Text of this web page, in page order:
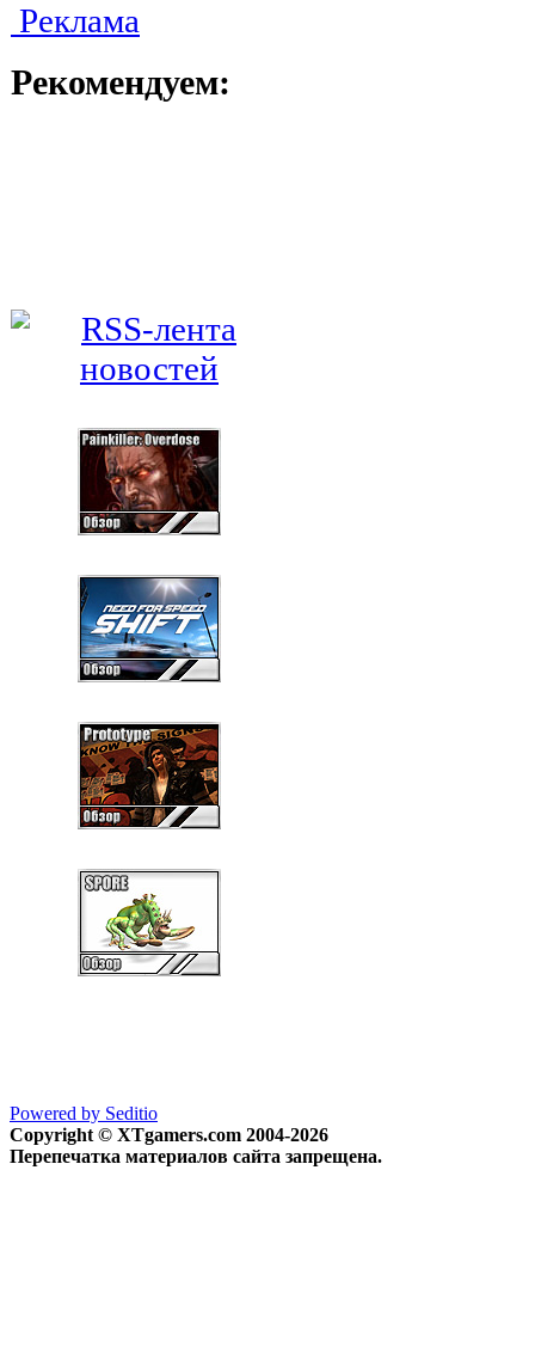
Реклама
Рекомендуем:
Powered by Seditio
Copyright © XTgamers.com 2004-2026
Перепечатка материалов сайта запрещена.